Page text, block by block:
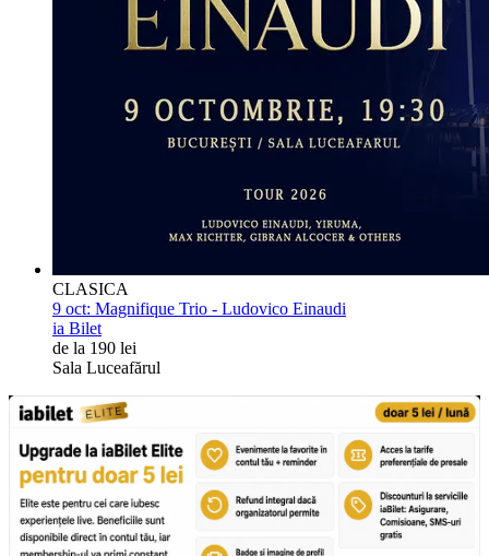
CLASICA
9 oct: Magnifique Trio - Ludovico Einaudi
ia Bilet
de la 190 lei
Sala Luceafărul